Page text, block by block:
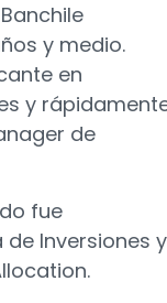
y medio.
en
y
de
fue
Inversiones y